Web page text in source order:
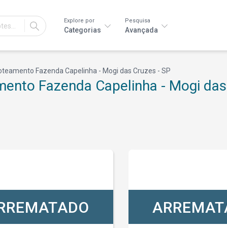
IR
Explore por
Categorias
Pesquisa
Avançada
Fazenda Capelinha - Mogi das Cruzes - SP
Fazenda Capelinha - Mogi